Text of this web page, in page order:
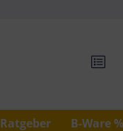
Ratgeber B-Ware %